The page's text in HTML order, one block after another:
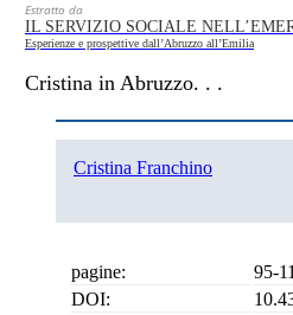
Estratto da
IL SERVIZIO SOCIALE
Esperienze e prospettive dall’Abruzzo all’Emilia
Cristina in Abruzzo. . .
Cristina Franchino
pagine:
95-
DOI: